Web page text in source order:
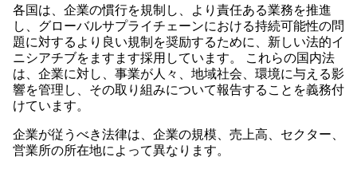
各国は、企業の慣行を規制し、より責任ある業務を推進
し、グローバルサプライチェーンにおける持続可能性の問
題に対するより良い規制を奨励するために、新しい法的イ
ニシアチブをますます採用しています。 これらの国内法
は、企業に対し、事業が人々、地域社会、環境に与える影
響を管理し、その取り組みについて報告することを義務付
けています。
企業が従うべき法律は、企業の規模、売上高、セクター、
営業所の所在地によって異なります。